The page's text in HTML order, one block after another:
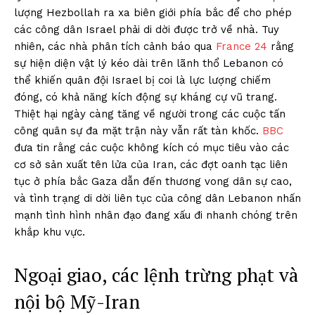
lượng Hezbollah ra xa biên giới phía bắc để cho phép
các công dân Israel phải di dời được trở về nhà. Tuy
nhiên, các nhà phân tích cảnh báo qua France 24 rằng
sự hiện diện vật lý kéo dài trên lãnh thổ Lebanon có
thể khiến quân đội Israel bị coi là lực lượng chiếm
đóng, có khả năng kích động sự kháng cự vũ trang.
Thiệt hại ngày càng tăng về người trong các cuộc tấn
công quân sự đa mặt trận này vẫn rất tàn khốc. BBC
đưa tin rằng các cuộc không kích có mục tiêu vào các
cơ sở sản xuất tên lửa của Iran, các đợt oanh tạc liên
tục ở phía bắc Gaza dẫn đến thương vong dân sự cao,
và tình trạng di dời liên tục của công dân Lebanon nhấn
mạnh tình hình nhân đạo đang xấu đi nhanh chóng trên
khắp khu vực.
Ngoại giao, các lệnh trừng phạt và
nội bộ Mỹ-Iran